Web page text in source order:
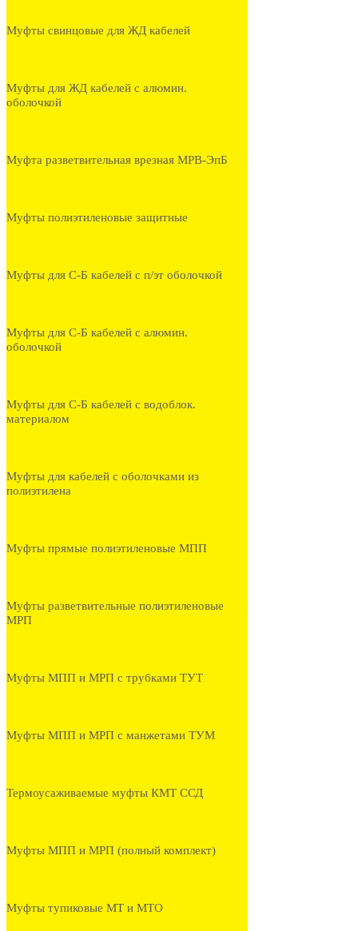
Муфты свинцовые для ЖД кабелей
Муфты для ЖД кабелей с алюмин.
оболочкой
Муфта разветвительная врезная МРВ-ЭпБ
Муфты полиэтиленовые защитные
Муфты для С-Б кабелей с п/эт оболочкой
Муфты для С-Б кабелей с алюмин.
оболочкой
Муфты для С-Б кабелей с водоблок.
материалом
Муфты для кабелей с оболочками из
полиэтилена
Муфты прямые полиэтиленовые МПП
Муфты разветвительные полиэтиленовые
МРП
Муфты МПП и МРП с трубками ТУТ
Муфты МПП и МРП с манжетами ТУМ
Термоусаживаемые муфты КМТ ССД
Муфты МПП и МРП (полный комплект)
Муфты тупиковые МТ и МТО